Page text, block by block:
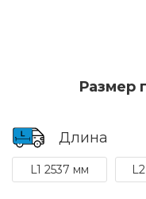
Размер
Длина
L1 2537 мм